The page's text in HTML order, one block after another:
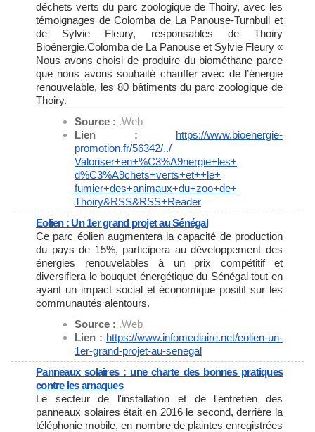
déchets verts du parc zoologique de Thoiry, avec les
témoignages de Colomba de La Panouse-Turnbull et
de Sylvie Fleury, responsables de Thoiry
Bioénergie.Colomba de La Panouse et Sylvie Fleury «
Nous avons choisi de produire du biométhane parce
que nous avons souhaité chauffer avec de l’énergie
renouvelable, les 80 bâtiments du parc zoologique de
Thoiry.
Source : .Web
Lien : https://www.bioenergie-
promotion.fr/56342/../
Valoriser+en+%C3%A9nergie+les+
d%C3%A9chets+verts+et++le+
fumier+des+animaux+du+zoo+de+
Thoiry&RSS&RSS+Reader
Eolien : Un 1er grand projet au Sénégal
Ce parc éolien augmentera la capacité de production
du pays de 15%, participera au développement des
énergies renouvelables à un prix compétitif et
diversifiera le bouquet énergétique du Sénégal tout en
ayant un impact social et économique positif sur les
communautés alentours.
Source : .Web
Lien : https://www.infomediaire.net/eolien-un-
1er-grand-projet-au-senegal
Panneaux solaires : une charte des bonnes pratiques
contre les arnaques
Le secteur de l'installation et de l'entretien des
panneaux solaires était en 2016 le second, derrière la
téléphonie mobile, en nombre de plaintes enregistrées